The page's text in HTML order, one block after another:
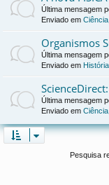
Última mensagem
Enviado em
Organismos
Última mensagem
Enviado em
Última mensagem
Enviado em
Pesquisa